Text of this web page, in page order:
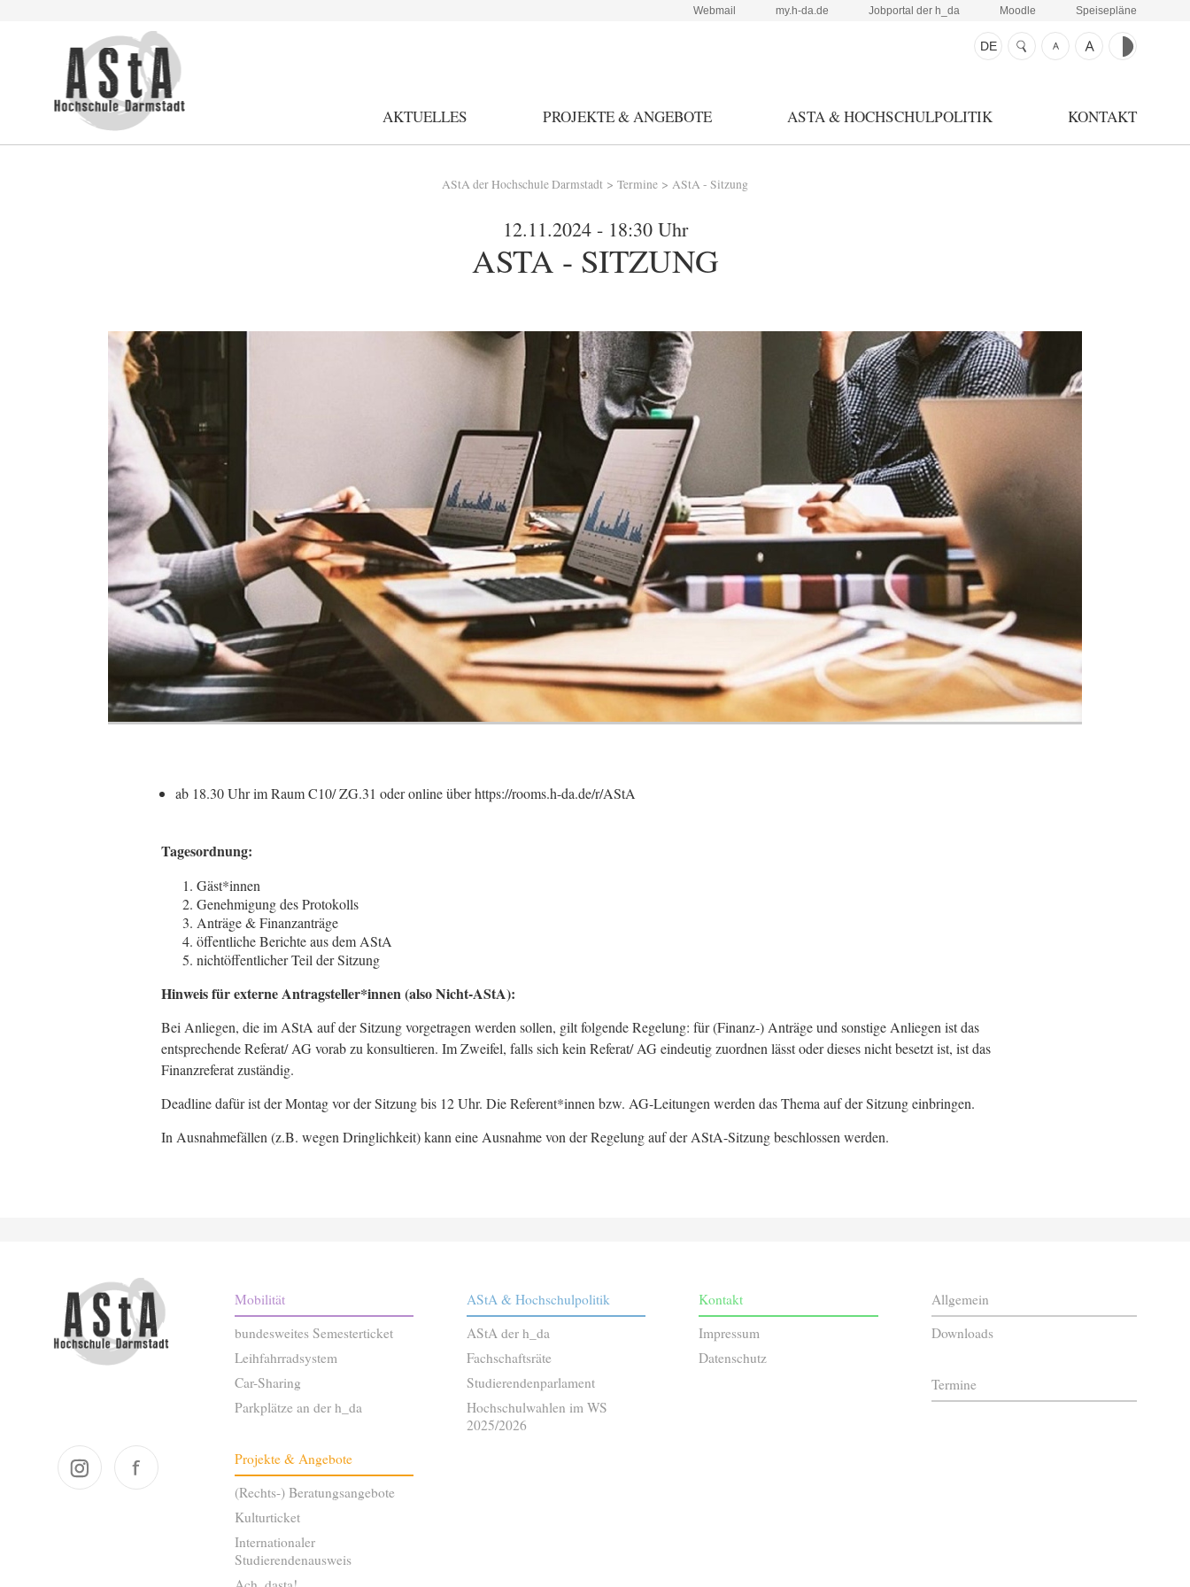
Webmail my.h-da.de Jobportal der h_da Moodle Speisepläne
AKTUELLES PROJEKTE & ANGEBOTE ASTA & HOCHSCHULPOLITIK KONTAKT
DE
SucheSchrift kleiner
AStA der Hochschule Darmstadt > Termine > AStA - Sitzung
12.11.2024 - 18:30 Uhr
ASTA - SITZUNG
ab 18.30 Uhr im Raum C10/ ZG.31 oder online über https://rooms.h-da.de/r/AStA
Tagesordnung:
Gäst*innen
Genehmigung des Protokolls
Anträge & Finanzanträge
öffentliche Berichte aus dem AStA
nichtöffentlicher Teil der Sitzung
Hinweis für externe Antragsteller*innen (also Nicht-AStA):
Bei Anliegen, die im AStA auf der Sitzung vorgetragen werden sollen, gilt folgende Regelung: für (Finanz-) Anträge und sonstige Anliegen ist das
entsprechende Referat/ AG vorab zu konsultieren. Im Zweifel, falls sich kein Referat/ AG eindeutig zuordnen lässt oder dieses nicht besetzt ist, ist das
Finanzreferat zuständig.
Deadline dafür ist der Montag vor der Sitzung bis 12 Uhr. Die Referent*innen bzw. AG-Leitungen werden das Thema auf der Sitzung einbringen.
In Ausnahmefällen (z.B. wegen Dringlichkeit) kann eine Ausnahme von der Regelung auf der AStA-Sitzung beschlossen werden.
Mobilität
bundesweites Semesterticket
Leihfahrradsystem
Car-Sharing
Parkplätze an der h_da
Projekte & Angebote
(Rechts-) Beratungsangebote
Kulturticket
Internationaler
Studierendenausweis
AStA & Hochschulpolitik
AStA der h_da
Fachschaftsräte
Studierendenparlament
Hochschulwahlen im WS
2025/2026
Kontakt
Impressum
Datenschutz
Allgemein
Downloads
Termine